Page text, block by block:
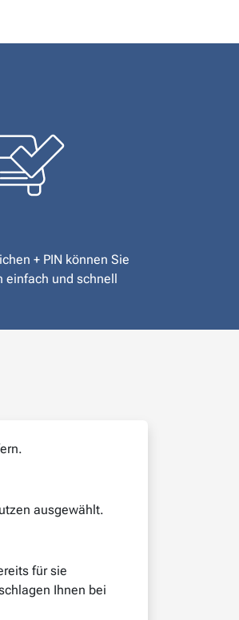
+ PIN können Sie
einfach und schnell
ausgewählt.
für sie
Ihnen bei